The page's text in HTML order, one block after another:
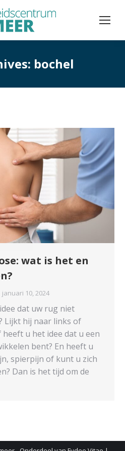
bochel
wat is het en
januari 10, 2024
dat uw rug niet
Lijkt hij naar links of
u het idee dat u een
bent? En heeft u
spierpijn of kunt u zich
Dan is het tijd om de